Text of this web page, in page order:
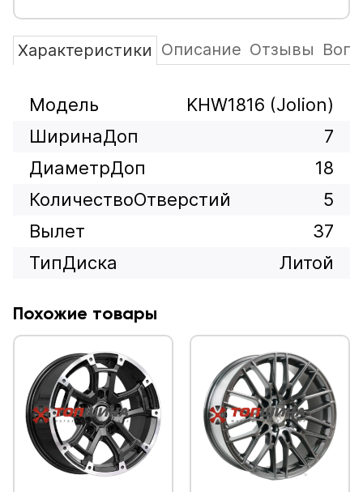
Характеристики Описание Отзывы
Модель
KHW1816 (Jolion)
ШиринаДоп
7
ДиаметрДоп
18
КоличествоОтверстий
5
Вылет
37
ТипДиска
Литой
Похожие товары